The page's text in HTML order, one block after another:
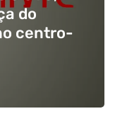
do
centro-